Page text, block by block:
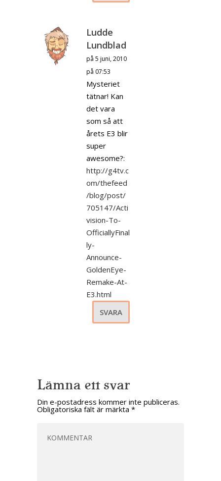
Ludde
Lundblad
på 5 juni, 2010
på 07:53
Mysteriet
tätnar! Kan
det vara
som så att
årets E3 blir
super
awesome?:
http://g4tv.c
om/thefeed
/blog/post/
705147/Acti
vision-To-
OfficiallyFinal
ly-
Announce-
GoldenEye-
Remake-At-
E3.html
SVARA
Lämna ett svar
Din e-postadress kommer inte publiceras.
Obligatoriska fält är märkta *